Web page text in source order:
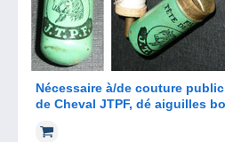
Nécessaire à/de couture
de Cheval JTPF, dé aiguilles